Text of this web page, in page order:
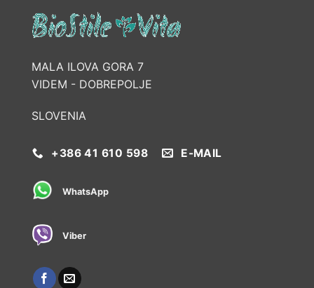
MALA ILOVA GORA 7
VIDEM - DOBREPOLJE
SLOVENIA
+386 41 610 598 E-MAIL
WhatsApp
Viber